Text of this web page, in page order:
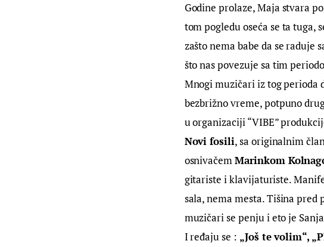
Godine prolaze, Maja stvara
tom pogledu oseća se ta tuga,
zašto nema babe da se raduje
što nas povezuje sa tim
Mnogi muzičari iz tog perioda
bezbrižno vreme, potpuno
u organizaciji “VIBE”
Novi fosili, sa originalnim
osnivačem Marinkom
gitariste i klavijaturiste.
sala, nema mesta. Tišina pred
muzičari se penju i eto je
I ređaju se : „Još te volim“,